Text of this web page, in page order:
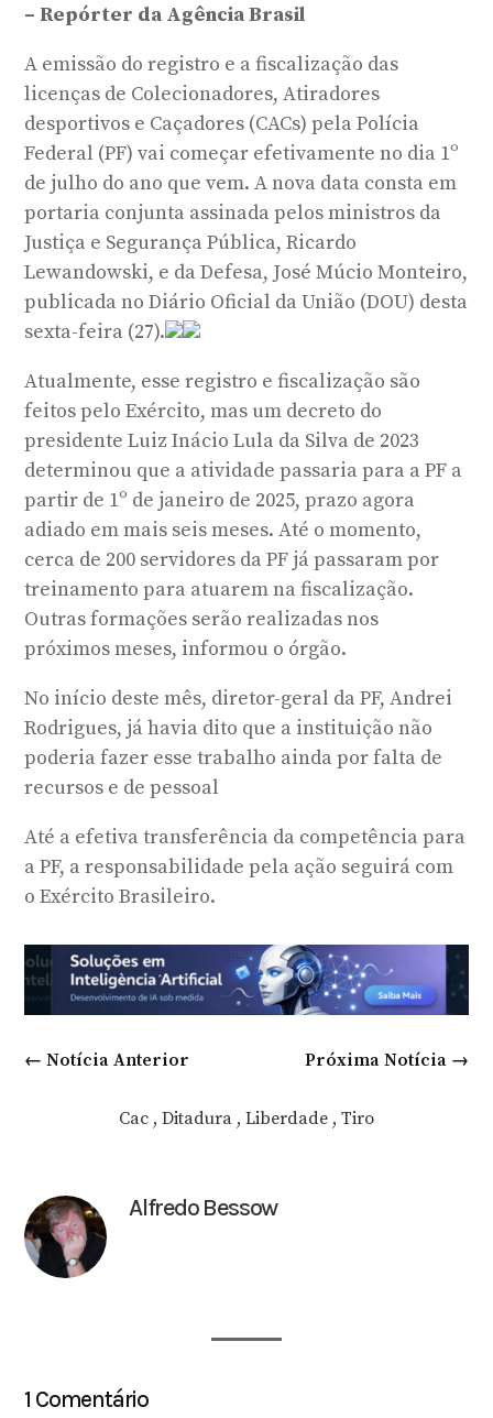
– Repórter da Agência Brasil
A emissão do registro e a fiscalização das
licenças de Colecionadores, Atiradores
desportivos e Caçadores (CACs) pela Polícia
Federal (PF) vai começar efetivamente no dia 1º
de julho do ano que vem. A nova data consta em
portaria conjunta assinada pelos ministros da
Justiça e Segurança Pública, Ricardo
Lewandowski, e da Defesa, José Múcio Monteiro,
publicada no Diário Oficial da União (DOU) desta
sexta-feira (27).
Atualmente, esse registro e fiscalização são
feitos pelo Exército, mas um decreto do
presidente Luiz Inácio Lula da Silva de 2023
determinou que a atividade passaria para a PF a
partir de 1º de janeiro de 2025, prazo agora
adiado em mais seis meses. Até o momento,
cerca de 200 servidores da PF já passaram por
treinamento para atuarem na fiscalização.
Outras formações serão realizadas nos
próximos meses, informou o órgão.
No início deste mês, diretor-geral da PF, Andrei
Rodrigues, já havia dito que a instituição não
poderia fazer esse trabalho ainda por falta de
recursos e de pessoal
Até a efetiva transferência da competência para
a PF, a responsabilidade pela ação seguirá com
o Exército Brasileiro.
←Notícia Anterior Próxima Notícia→
Cac , Ditadura , Liberdade , Tiro
Alfredo Bessow
1 Comentário